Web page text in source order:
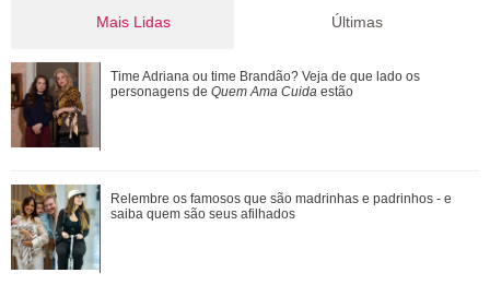
Mais Lidas
Juliette Freire fala sobre prova de vestido perto da data do
casamento: Foi lindo
Além de Giovanna Ewbank... Relembre os amores de Bruno
Gagliasso
Últimas
Time Adriana ou time Brandão? Veja de que lado os
personagens de Quem Ama Cuida estão
Relembre os famosos que são madrinhas e padrinhos - e
saiba quem são seus afilhados